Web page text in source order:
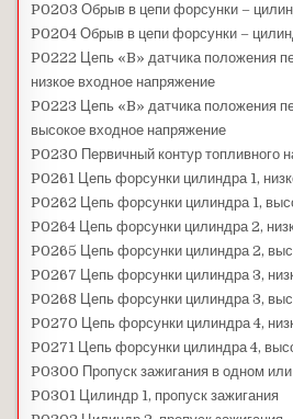
P0203 Обрыв в цепи форсунки –
P0204 Обрыв в цепи форсунки –
P0222 Цепь «B» датчика положения
низкое входное напряжение
P0223 Цепь «B» датчика положения
высокое входное напряжение
P0230 Первичный контур топливного
P0261 Цепь форсунки цилиндра 1,
P0262 Цепь форсунки цилиндра 1,
P0264 Цепь форсунки цилиндра 2,
P0265 Цепь форсунки цилиндра 2,
P0267 Цепь форсунки цилиндра 3,
P0268 Цепь форсунки цилиндра 3,
P0270 Цепь форсунки цилиндра 4,
P0271 Цепь форсунки цилиндра 4,
P0300 Пропуск зажигания в одном
P0301 Цилиндр 1, пропуск зажигания